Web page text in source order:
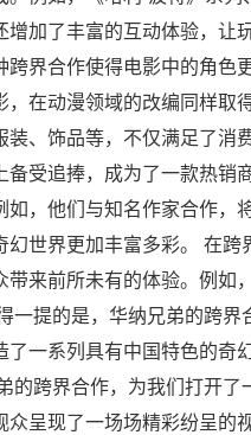
增加了丰富的互动体验，让
跨界合作使得电影中的角色
，在动漫领域的改编同样
装、饰品等，不仅满足了消
备受追捧，成为了一款热销
如，他们与知名作家合作，
幻世界更加丰富多彩。 在
带来前所未有的体验。例如
一提的是，华纳兄弟的跨
了一系列具有中国特色的奇
的跨界合作，为我们打开
众呈现了一场场精彩纷呈的